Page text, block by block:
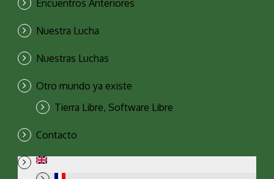
Encuentros Anteriores
Nuestra Lucha
Nuestras Luchas
Otro mundo ya existe
Tierra Libre, Software Libre
Contacto